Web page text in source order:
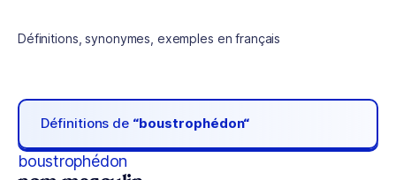
Définitions, synonymes, exemples en français
Définitions de “boustrophédon“
boustrophédon